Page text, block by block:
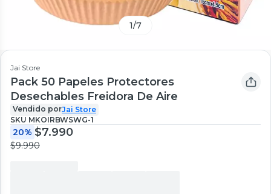
1/7
Jai Store
Pack 50 Papeles Protectores
Desechables Freidora De Aire
Vendido porJai Store
SKU MKOIRBWSWG-1
20% $7.990
$9.990